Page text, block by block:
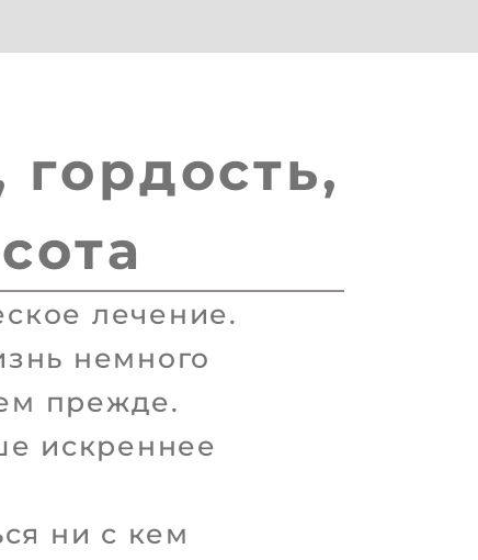
гордость,
лечение.
немного
прежде.
искреннее
ни с кем